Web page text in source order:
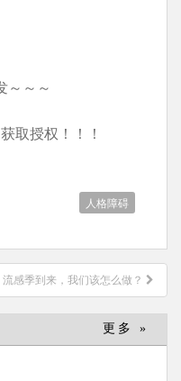
～～～
取授权！！！
人格障碍
流感季到来，我们该怎么做？
更多 »